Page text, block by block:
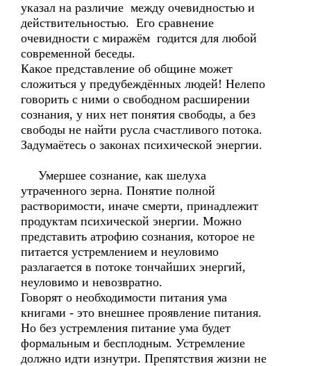
указал на различие между очевидностью и
действительностью. Его сравнение
очевидности с миражём годится для любой
современной беседы.
Какое представление об общине может
сложиться у предубеждённых людей! Нелепо
говорить с ними о свободном расширении
сознания, у них нет понятия свободы, а без
свободы не найти русла счастливого потока.
Задумаётесь о законах психической энергии.
Умершее сознание, как шелуха
утраченного зерна. Понятие полной
растворимости, иначе смерти, принадлежит
продуктам психической энергии. Можно
представить атрофию сознания, которое не
питается устремлением и неуловимо
разлагается в потоке тончайших энергий,
неуловимо и невозвратно.
Говорят о необходимости питания ума
книгами - это внешнее проявление питания.
Но без устремления питание ума будет
формальным и бесплодным. Устремление
должно идти изнутри. Препятствия жизни не